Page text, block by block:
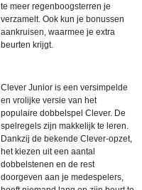
te meer regenboogsterren je
verzamelt. Ook kun je bonussen
aankruisen, waarmee je extra
beurten krijgt.
Clever Junior is een versimpelde
en vrolijke versie van het
populaire dobbelspel Clever. De
spelregels zijn makkelijk te leren.
Dankzij de bekende Clever-opzet,
het kiezen uit een aantal
dobbelstenen en de rest
doorgeven aan je medespelers,